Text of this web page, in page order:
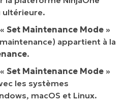
ultérieure.
Set Maintenance Mode »
appartient à la
.
Set Maintenance Mode »
les systèmes
macOS et Linux.